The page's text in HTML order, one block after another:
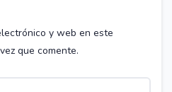
y web en este
que comente.